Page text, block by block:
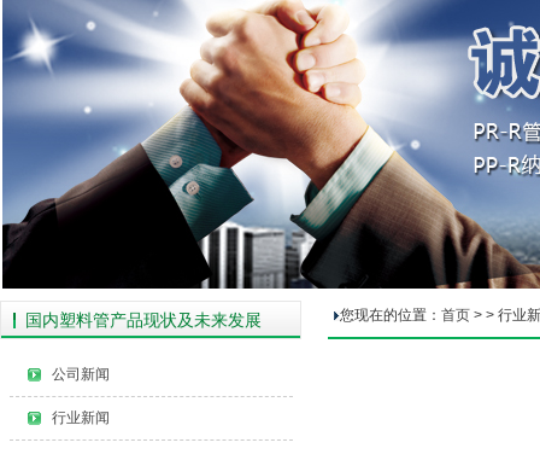
国内塑料管产品现状及未来发展
公司新闻
行业新闻
您现在的位置： 首页 > > 行业